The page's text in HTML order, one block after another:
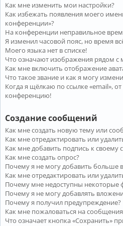
Как мне изменить мои настройки?
Как избежать появления моего
конференции»?
На конференции неправильное
Я изменил часовой пояс, но время
Моего языка нет в списке!
Что означают изображения рядом
Как мне включить отображение
Что такое звание и как я могу
Когда я щёлкаю по ссылке «email»,
конференцию!
Создание сообщений
Как мне создать новую тему или
Как мне отредактировать или
Как мне добавить подпись к
Как мне создать опрос?
Почему я не могу добавить больше
Как мне отредактировать или
Почему мне недоступны некоторые
Почему я не могу добавлять
Почему я получил предупреждение?
Как мне пожаловаться на
Что означает кнопка «Сохранить»